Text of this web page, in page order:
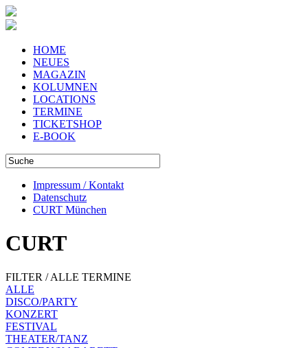
HOME
NEUES
MAGAZIN
KOLUMNEN
LOCATIONS
TERMINE
TICKETSHOP
E-BOOK
Impressum / Kontakt
Datenschutz
CURT München
CURT
FILTER / ALLE TERMINE
ALLE
DISCO/PARTY
KONZERT
FESTIVAL
THEATER/TANZ